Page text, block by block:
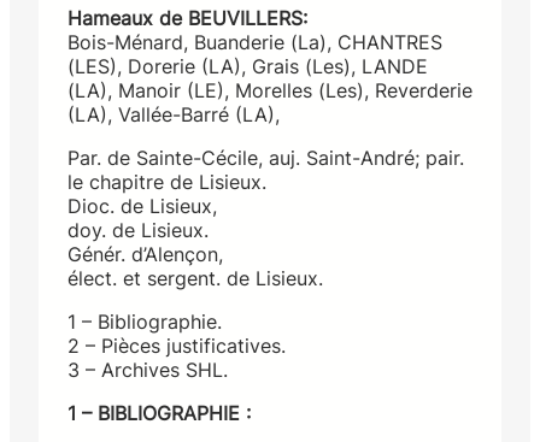
Hameaux de BEUVILLERS:
Bois-Ménard, Buanderie (La), CHANTRES
(LES), Dorerie (LA), Grais (Les), LANDE
(LA), Manoir (LE), Morelles (Les), Reverderie
(LA), Vallée-Barré (LA),
Par. de Sainte-Cécile, auj. Saint-André; pair.
le chapitre de Lisieux.
Dioc. de Lisieux,
doy. de Lisieux.
Génér. d’Alençon,
élect. et sergent. de Lisieux.
1 – Bibliographie.
2 – Pièces justificatives.
3 – Archives SHL.
1 – BIBLIOGRAPHIE :